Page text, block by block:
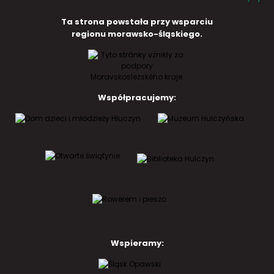
Ta strona powstała przy wsparciu
regionu morawsko-śląskiego.
Współpracujemy:
Wspieramy: